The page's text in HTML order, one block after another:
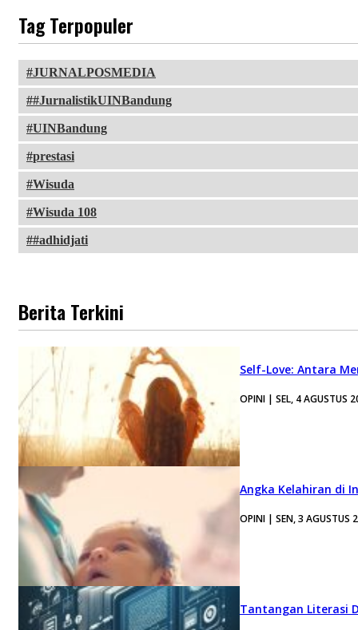
Tag Terpopuler
JURNALPOSMEDIA
#JurnalistikUINBandung
UINBandung
prestasi
Wisuda
Wisuda 108
#adhidjati
Berita Terkini
Self-Love: Antara
OPINI | SEL, 4 AGUSTUS
Angka Kelahiran di
OPINI | SEN, 3 AGUSTUS
Tantangan Literasi